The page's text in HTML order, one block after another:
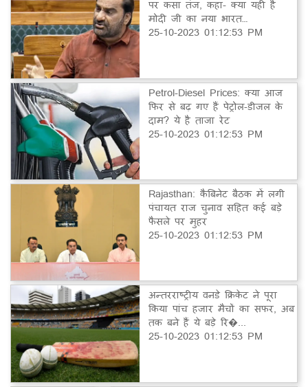
पर कसा तंज, कहा- क्या यही है
मोदी जी का नया भारत…
25-10-2023 01:12:53 PM
Petrol-Diesel Prices: क्या आज
फिर से बढ़ गए हैं पेट्रोल-डीजल के
दाम? ये है ताजा रेट
25-10-2023 01:12:53 PM
Rajasthan: कैबिनेट बैठक में लगी
पंचायत राज चुनाव सहित कई बड़े
फैसले पर मुहर
25-10-2023 01:12:53 PM
अन्तरराष्ट्रीय वनडे क्रिकेट ने पूरा
किया पांच हजार मैचों का सफर, अब
तक बने हैं ये बड़े रि�...
25-10-2023 01:12:53 PM